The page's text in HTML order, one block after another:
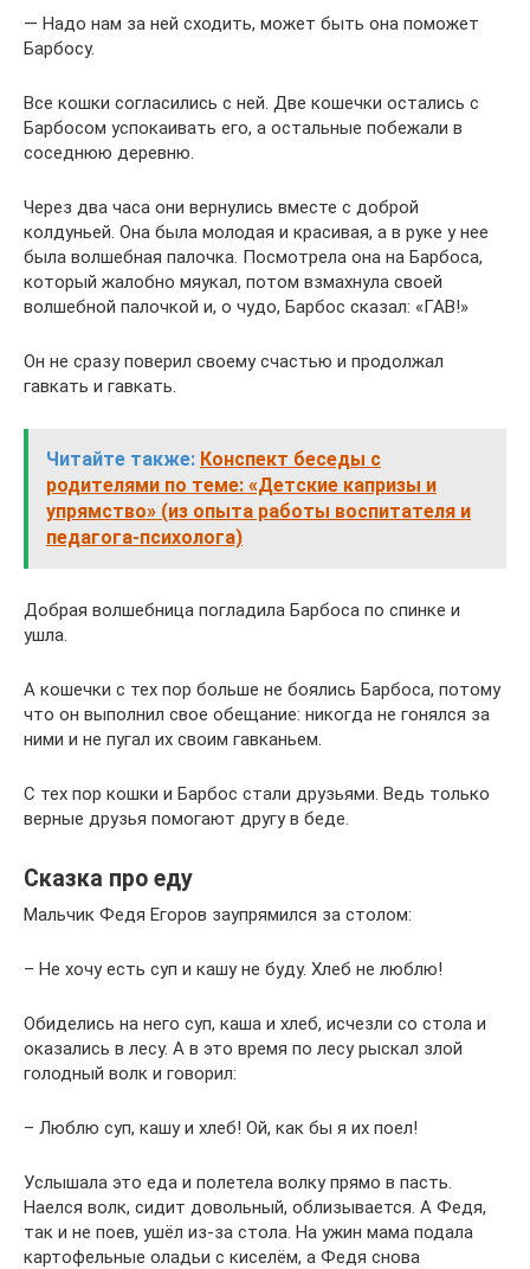
— Надо нам за ней сходить, может быть она поможет
Барбосу.
Все кошки согласились с ней. Две кошечки остались с
Барбосом успокаивать его, а остальные побежали в
соседнюю деревню.
Через два часа они вернулись вместе с доброй
колдуньей. Она была молодая и красивая, а в руке у нее
была волшебная палочка. Посмотрела она на Барбоса,
который жалобно мяукал, потом взмахнула своей
волшебной палочкой и, о чудо, Барбос сказал: «ГАВ!»
Он не сразу поверил своему счастью и продолжал
гавкать и гавкать.
Читайте также: Конспект беседы с
родителями по теме: «Детские капризы и
упрямство» (из опыта работы воспитателя и
педагога-психолога)
Добрая волшебница погладила Барбоса по спинке и
ушла.
А кошечки с тех пор больше не боялись Барбоса, потому
что он выполнил свое обещание: никогда не гонялся за
ними и не пугал их своим гавканьем.
С тех пор кошки и Барбос стали друзьями. Ведь только
верные друзья помогают другу в беде.
Сказка про еду
Мальчик Федя Егоров заупрямился за столом:
– Не хочу есть суп и кашу не буду. Хлеб не люблю!
Обиделись на него суп, каша и хлеб, исчезли со стола и
оказались в лесу. А в это время по лесу рыскал злой
голодный волк и говорил:
– Люблю суп, кашу и хлеб! Ой, как бы я их поел!
Услышала это еда и полетела волку прямо в пасть.
Наелся волк, сидит довольный, облизывается. А Федя,
так и не поев, ушёл из-за стола. На ужин мама подала
картофельные оладьи с киселём, а Федя снова